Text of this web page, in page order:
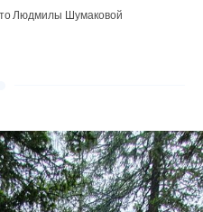
Людмилы Шумаковой